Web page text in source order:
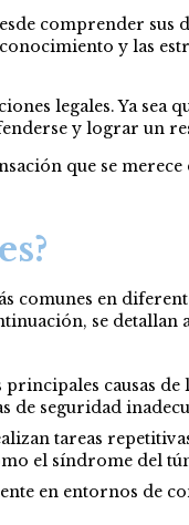
comprender sus
y las
legales. Ya sea
y lograr un
que se merece
comunes en
se detallan
causas
de seguridad
tareas
el síndrome del
en entornos de